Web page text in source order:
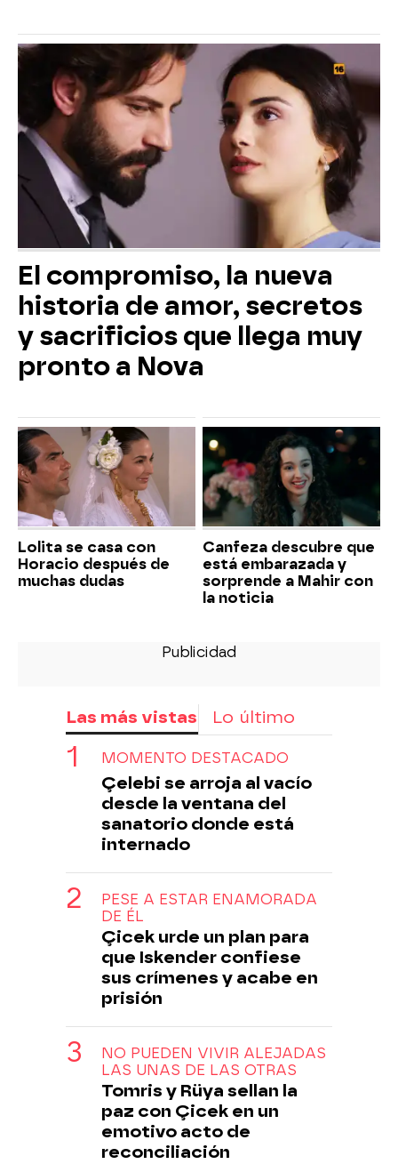
El compromiso, la nueva
historia de amor, secretos
y sacrificios que llega muy
pronto a Nova
Lolita se casa con
Horacio después de
muchas dudas
Canfeza descubre que
está embarazada y
sorprende a Mahir con
la noticia
Las más vistas Lo último
MOMENTO DESTACADO
Çelebi se arroja al vacío
desde la ventana del
sanatorio donde está
internado
PESE A ESTAR ENAMORADA
DE ÉL
Çicek urde un plan para
que Iskender confiese
sus crímenes y acabe en
prisión
NO PUEDEN VIVIR ALEJADAS
LAS UNAS DE LAS OTRAS
Tomris y Rüya sellan la
paz con Çicek en un
emotivo acto de
reconciliación